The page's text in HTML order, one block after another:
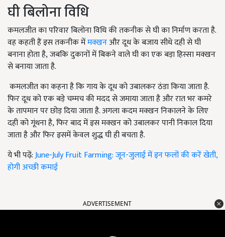
घी बिलोना विधि
कमलजीत का परिवार बिलोना विधि की तकनीक से घी का निर्माण करता है.
वह कहती हैं इस तकनीक मेंमक्खनऔर दूध के बजाय सीधे दही से घी
बनाना होता है,जबकि दुकानों में बिकने वाले घी का एक बड़ा हिस्सा मक्खन
से बनाया जाता है.
कमलजीत का कहना है कि गाय के दूध को उबालकर ठंडा किया जाता है.
फिर दूध को एक बड़े चम्मच की मदद से जमाया जाता है और रात भर कमरे
के तापमान पर छोड़ दिया जाता है. अगला कदम मक्खन निकालने के लिए
दही को गूंथना है,फिर बाद में इस मक्खन को उबालकर पानी निकाल दिया
जाता है और फिर इसमें केवल शुद्ध घी ही बचता है.
ये भी पढ़ें:June-July Fruit Farming: जून-जुलाई में इन फलों की करें खेती,
होगी अच्छी कमाई
ADVERTISEMENT